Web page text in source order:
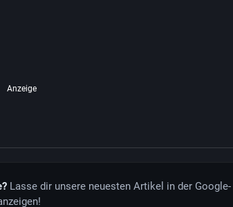
Anzeige
Lasse dir unsere neuesten Artikel in der Google-